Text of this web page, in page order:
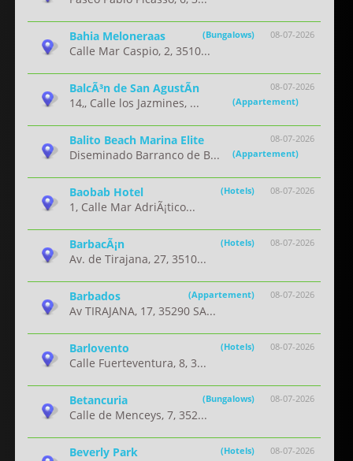
08-07-2026
Bahia Meloneraas (Bungalows)
Calle Mar Caspio, 2, 3510...
08-07-2026
BalcÃ³n de San AgustÃ­n
(Appartement)
14,, Calle los Jazmines, ...
08-07-2026
Balito Beach Marina Elite
(Appartement)
Diseminado Barranco de B...
08-07-2026
Baobab Hotel (Hotels)
1, Calle Mar AdriÃ¡tico...
08-07-2026
BarbacÃ¡n (Hotels)
Av. de Tirajana, 27, 3510...
08-07-2026
Barbados (Appartement)
Av TIRAJANA, 17, 35290 SA...
08-07-2026
Barlovento (Hotels)
Calle Fuerteventura, 8, 3...
08-07-2026
Betancuria (Bungalows)
Calle de Menceys, 7, 352...
08-07-2026
Beverly Park (Hotels)